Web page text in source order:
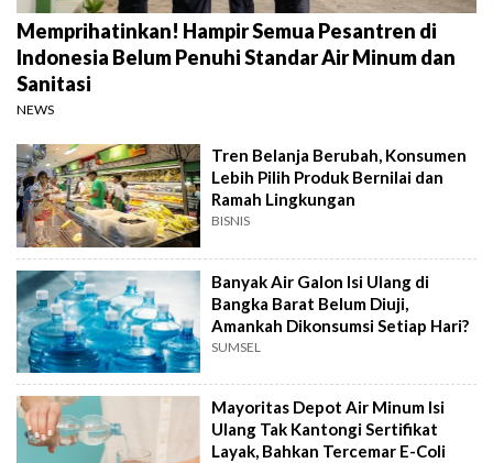
Memprihatinkan! Hampir Semua Pesantren di
Indonesia Belum Penuhi Standar Air Minum dan
Sanitasi
NEWS
Tren Belanja Berubah, Konsumen
Lebih Pilih Produk Bernilai dan
Ramah Lingkungan
BISNIS
Banyak Air Galon Isi Ulang di
Bangka Barat Belum Diuji,
Amankah Dikonsumsi Setiap Hari?
SUMSEL
Mayoritas Depot Air Minum Isi
Ulang Tak Kantongi Sertifikat
Layak, Bahkan Tercemar E-Coli